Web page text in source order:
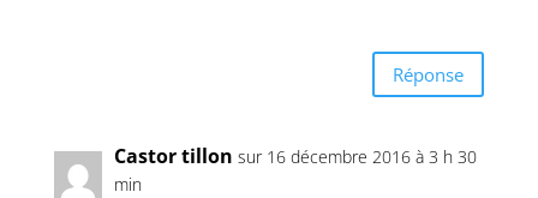
Réponse
Castor tillon sur 16 décembre 2016 à 3 h 30
min